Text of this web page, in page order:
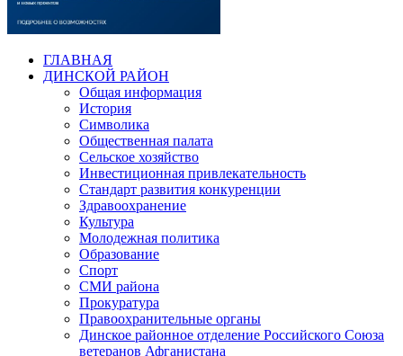
ГЛАВНАЯ
ДИНСКОЙ РАЙОН
Общая информация
История
Символика
Общественная палата
Сельское хозяйство
Инвестиционная привлекательность
Стандарт развития конкуренции
Здравоохранение
Культура
Молодежная политика
Образование
Спорт
СМИ района
Прокуратура
Правоохранительные органы
Динское районное отделение Российского Союза
ветеранов Афганистана